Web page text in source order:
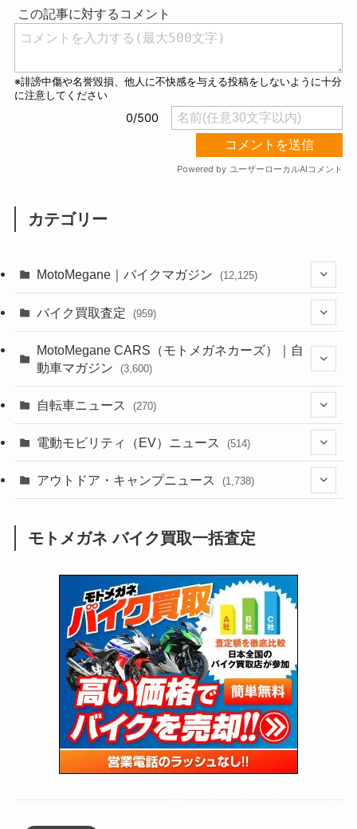
カテゴリー
MotoMegane｜バイクマガジン (12,125)
(44)
(637)
(118)
(60)
(31)
(51)
(34)
(5)
(12)
(63)
(109)
(252)
(38)
(24)
(16)
(25)
(24)
(47)
(15)
(5)
(249)
(64)
(16)
(62)
(4)
(6)
(17)
(5)
(306)
(6,953)
(2,473)
(249)
(1,226)
(12)
(131)
(38)
(131)
(167)
(85)
(21)
(61)
(171)
(98)
(13)
(60)
(274)
(171)
(38)
(47)
(59)
(66)
(16)
(141)
(254)
(204)
(1,139)
(166)
(23)
(33)
(34)
(35)
(41)
(415)
(16)
バイク買取査定 (959)
(352)
MotoMegane CARS（モトメガネカーズ）｜自
動車マガジン
(3,600)
(185)
(137)
(72)
(2,741)
(126)
(170)
自転車ニュース (270)
(54)
(211)
電動モビリティ（EV）ニュース (514)
(132)
(171)
(118)
(27)
アウトドア・キャンプニュース (1,738)
(1,605)
(147)
(13)
(19)
(12)
(16)
モトメガネ バイク買取一括査定